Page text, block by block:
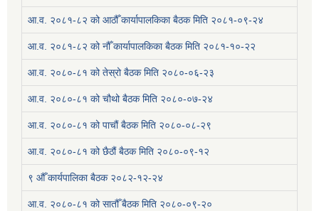
आ.व. २०८१-८२ को आठौँ कार्यापालकिका बैठक मिति २०८१-०९-२४
आ.व. २०८१-८२ को नौँ कार्यापालकिका बैठक मिति २०८१-१०-२२
आ.व. २०८०-८१ को तेस्रो बैठक मिति २०८०-०६-२३
आ.व. २०८०-८१ को चौथो बैठक मिति २०८०-०७-२४
आ.व. २०८०-८१ को पाचौं बैठक मिति २०८०-०८-२९
आ.व. २०८०-८१ को छैठौं बैठक मिति २०८०-०९-१२
९ औँ कार्यपालिका बैठक २०८२-१२-२४
आ.व. २०८०-८१ को सातौँ बैठक मिति २०८०-०९-२०